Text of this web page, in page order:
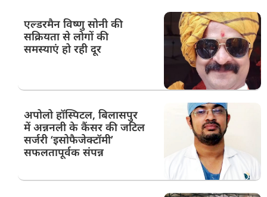
एल्डरमैन विष्णु सोनी की
सक्रियता से लोगों की
समस्याएं हो रही दूर
अपोलो हॉस्पिटल, बिलासपुर
में अन्ननली के कैंसर की जटिल
सर्जरी ‘इसोफैजेक्टॉमी’
सफलतापूर्वक संपन्न